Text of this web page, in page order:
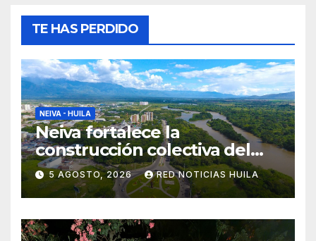
TE HAS PERDIDO
NEIVA - HUILA
Neiva fortalece la
construcción colectiva del
POT
5 AGOSTO, 2026 RED NOTICIAS HUILA